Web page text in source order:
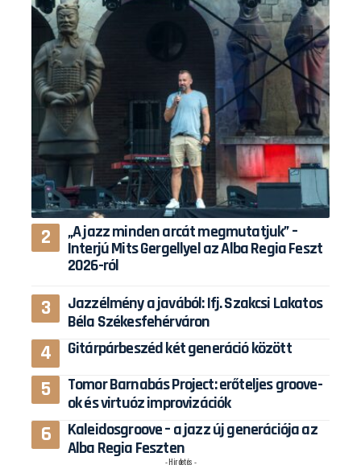
„A jazz minden arcát megmutatjuk” –
Interjú Mits Gergellyel az Alba Regia Feszt
2026-ról
Jazzélmény a javából: Ifj. Szakcsi Lakatos
Béla Székesfehérváron
Gitárpárbeszéd két generáció között
Tomor Barnabás Project: erőteljes groove-
ok és virtuóz improvizációk
Kaleidosgroove – a jazz új generációja az
Alba Regia Feszten
- Hirdetés -